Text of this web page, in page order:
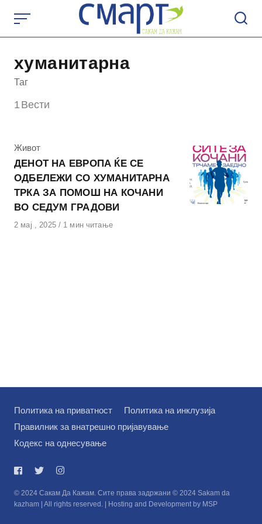
content
хуманитарна
Таг
1 Вести
КАтегорија
Живот
ДЕНОТ НА ЕВРОПА ЌЕ СЕ
ОДБЕЛЕЖИ СО ХУМАНИТАРНА
ТРКА ЗА ПОМОШ НА КОЧАНИ
ВО СЕДУМ ГРАДOВИ
Објавено
2 мај , 2025 1 мин читање
Политика на приватност
Политика на инклузија
Правилник за внатрешно пријавување
Кодекс на однесување
© 2024 Сакам Да Кажам. Сите права задржани © 2024 Sakam da
kazham | All rights reserved. | Hosting and Development by MSP